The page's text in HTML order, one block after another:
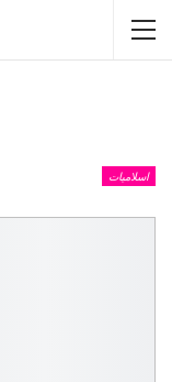
اسلاميات